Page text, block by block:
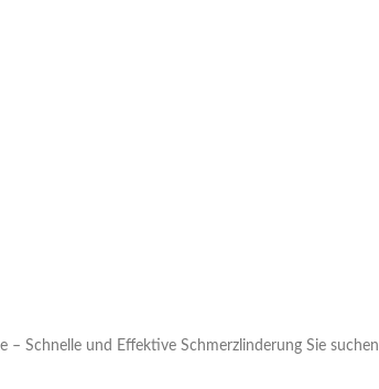
range: €30 through €35
– Schnelle und Effektive Schmerzlinderung Sie